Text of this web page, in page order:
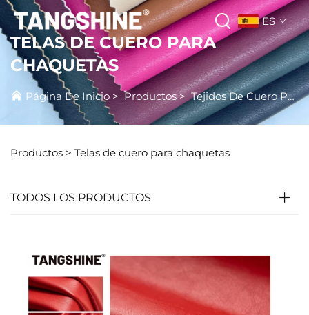
ES
TELAS DE CUERO PARA
CHAQUETAS
Página De Inicio >Productos>Tejidos De Cuero Para Chaqueta
Productos > Telas de cuero para chaquetas
TODOS LOS PRODUCTOS